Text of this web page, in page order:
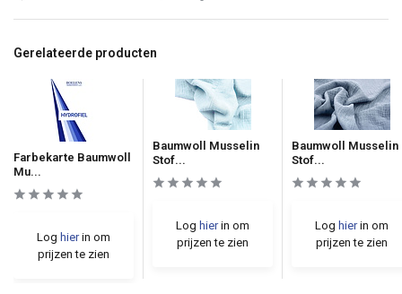
Gerelateerde producten
Farbekarte Baumwoll
Mu...
Log hierin om
prijzen te zien
Baumwoll Musselin
Stof...
Log hierin om
prijzen te zien
Baumwoll Musselin
Stof...
Log hierin om
prijzen te zien